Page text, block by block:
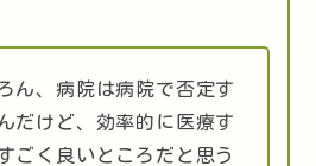
ん、病院は病院で否定す
だけど、効率的に医療す
ごく良いところだと思う